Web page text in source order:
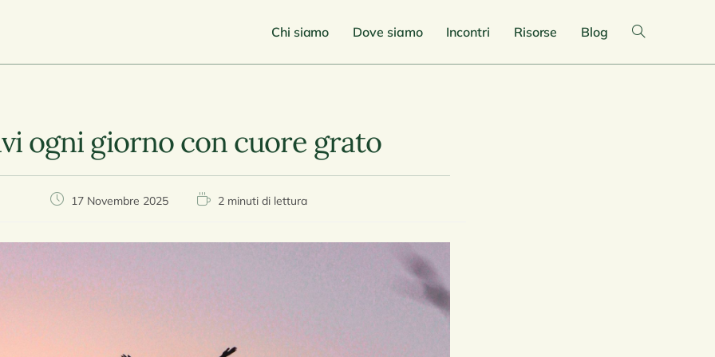
Chi siamo Dove siamo Incontri Risorse Blog
ogni giorno con cuore grato
17 Novembre 2025 2 minuti di lettura